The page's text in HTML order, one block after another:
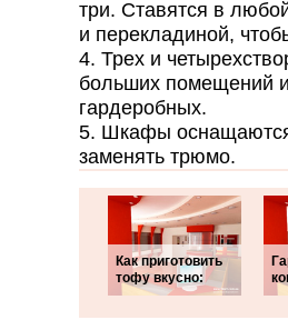
три. Ставятся в
и перекладиной,
Трех и
больших помещений
гардеробных.
Шкафы оснащаются
заменять трюмо.
Как приготовить
тофу вкусно: